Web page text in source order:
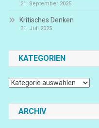
21. September 2025
Kritisches Denken
31. Juli 2025
KATEGORIEN
Kategorien
ARCHIV